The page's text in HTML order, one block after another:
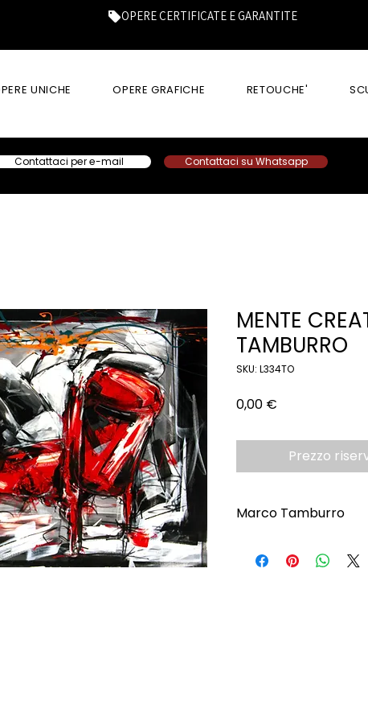
OPERE CERTIFICATE E GARANTITE
UNICHE OPERE GRAFICHE RETOUCHE'
Contattaci per e-mail Contattaci su Whatsapp
MENTE
TAMBURRO
SKU: L334TO
0,00 €
Prezzo
Marco Tamburro